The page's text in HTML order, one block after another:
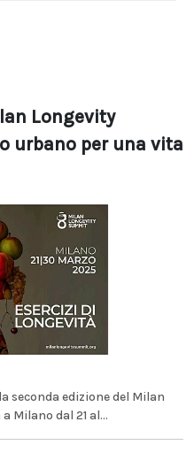
Longevity
urbano per una vita
seconda edizione del Milan
Milano dal 21 al...